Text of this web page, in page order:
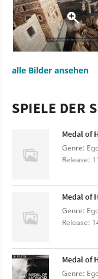
alle Bilder ansehen
SPIELE DER
Medal of
Genre:
Release:
Medal of
Genre:
Release:
Medal of
Genre: